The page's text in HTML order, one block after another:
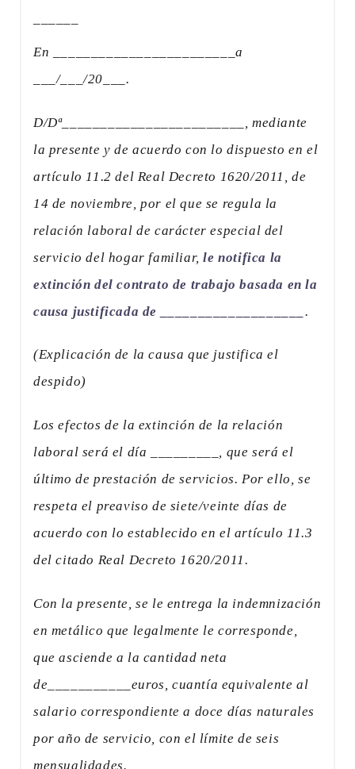
En ________________________a
___/___/20___.
D/Dª________________________, mediante
la presente y de acuerdo con lo dispuesto en el
artículo 11.2 del Real Decreto 1620/2011, de
14 de noviembre, por el que se regula la
relación laboral de carácter especial del
servicio del hogar familiar,le notifica la
extinción del contrato de trabajo basada en la
causa justificada de ___________________.
(Explicación de la causa que justifica el
despido)
Los efectos de la extinción de la relación
laboral será el día _________, que será el
último de prestación de servicios. Por ello, se
respeta el preaviso de siete/veinte días de
acuerdo con lo establecido en el artículo 11.3
del citado Real Decreto 1620/2011.
Con la presente, se le entrega la indemnización
en metálico que legalmente le corresponde,
que asciende a la cantidad neta
de___________euros, cuantía equivalente al
salario correspondiente a doce días naturales
por año de servicio, con el límite de seis
mensualidades.